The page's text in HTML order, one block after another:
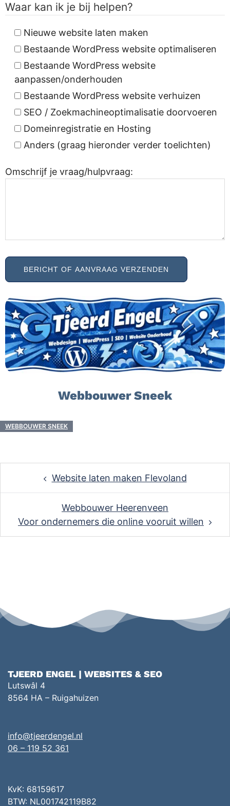
Waar kan ik je bij helpen?
Nieuwe website laten maken
Bestaande WordPress website optimaliseren
Bestaande WordPress website
aanpassen/onderhouden
Bestaande WordPress website verhuizen
SEO / Zoekmachineoptimalisatie doorvoeren
Domeinregistratie en Hosting
Anders (graag hieronder verder toelichten)
Omschrijf je vraag/hulpvraag:
Webbouwer Sneek
WEBBOUWER SNEEK
navigationWebsite laten maken Flevoland
Webbouwer Heerenveen
Voor ondernemers die online vooruit willen
TJEERD ENGEL | WEBSITES & SEO
Lutswâl 4
8564 HA – Ruigahuizen
info@tjeerdengel.nl
06 – 119 52 361
KvK: 68159617
BTW: NL001742119B82